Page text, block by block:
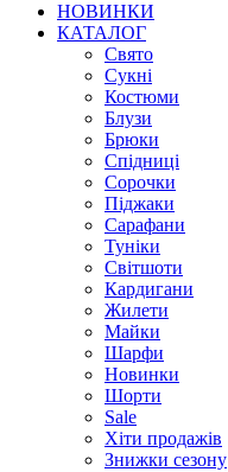
НОВИНКИ
КАТАЛОГ
Свято
Сукні
Костюми
Блузи
Брюки
Спідниці
Сорочки
Піджаки
Сарафани
Туніки
Світшоти
Кардигани
Жилети
Майки
Шарфи
Новинки
Шорти
Sale
Хіти продажів
Знижки сезону